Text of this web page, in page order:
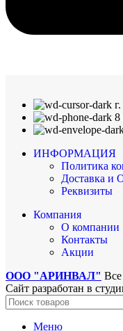
8
ИНФОРМАЦИЯ
Политика
Доставка и
Реквизиты
Компания
О компании
Контакты
Акции
ООО "АРИНВАЛ"
Сайт разработан в
Меню